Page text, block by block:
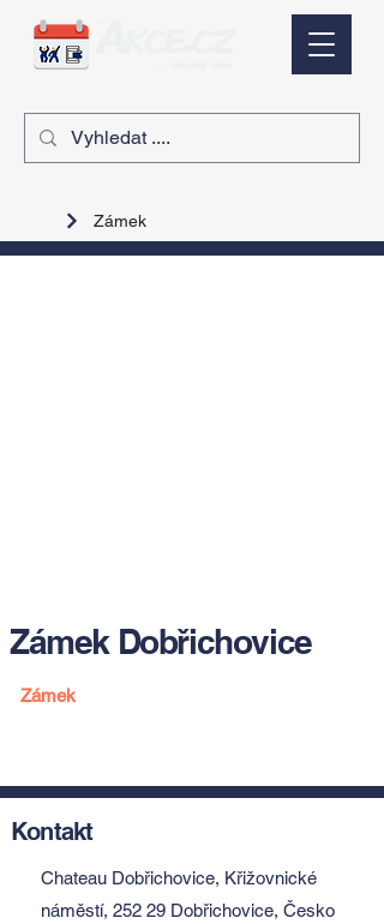
Zámek
Zámek Dobřichovice
Zámek
Kontakt
Chateau Dobřichovice, Křižovnické
náměstí, 252 29 Dobřichovice, Česko